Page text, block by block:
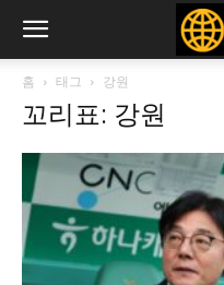
홈 태그 강원
꼬리표: 강원